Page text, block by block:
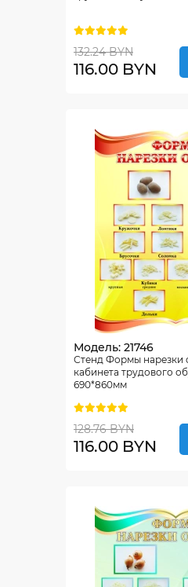
132.24 BYN
116.00 BYN
Модель: 21746
Стенд Формы нарезки
кабинета трудового
690*860мм
128.76 BYN
116.00 BYN